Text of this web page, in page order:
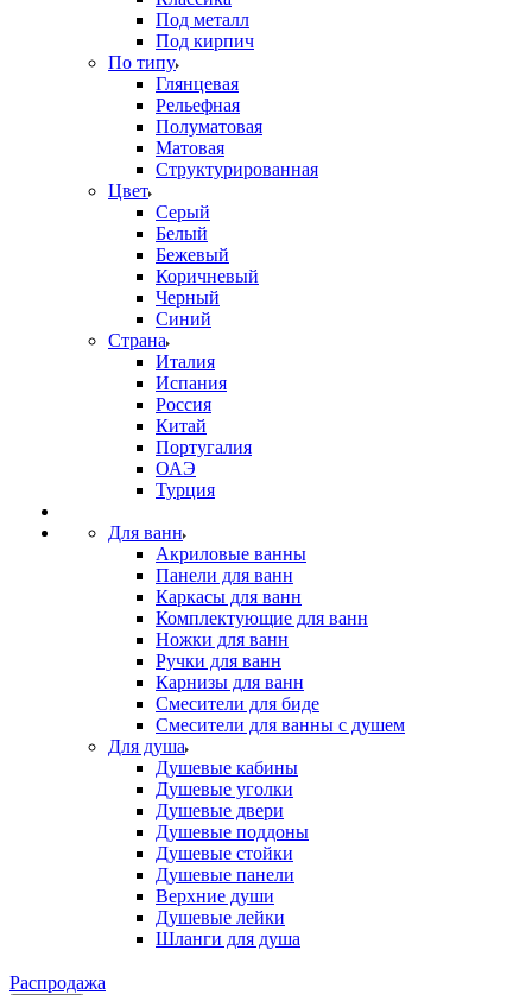
Под металл
Под кирпич
По типу
Глянцевая
Рельефная
Полуматовая
Матовая
Структурированная
Цвет
Серый
Белый
Бежевый
Коричневый
Черный
Синий
Страна
Италия
Испания
Россия
Китай
Португалия
ОАЭ
Турция
Для ванн
Акриловые ванны
Панели для ванн
Каркасы для ванн
Комплектующие для ванн
Ножки для ванн
Ручки для ванн
Карнизы для ванн
Смесители для биде
Смесители для ванны с душем
Для душа
Душевые кабины
Душевые уголки
Душевые двери
Душевые поддоны
Душевые стойки
Душевые панели
Верхние души
Душевые лейки
Шланги для душа
Распродажа